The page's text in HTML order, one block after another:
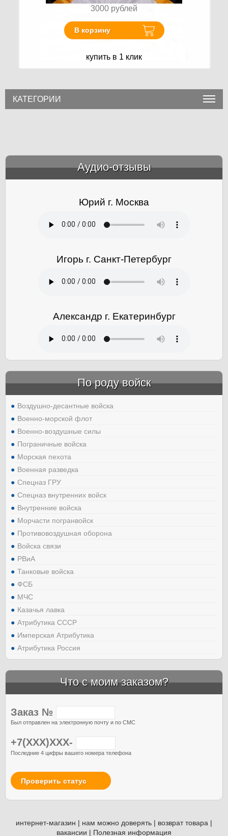
3000 рублей
В корзину
купить в 1 клик
КАТЕГОРИИ
Аудио-отзывы
Юрий г. Москва
Игорь г. Санкт-Петербург
Александр г. Екатеринбург
По роду войск
Воздушно-десантные войска
Военно-морской флот
Военно-воздушные силы
Пограничные войска
Морская пехота
Военная разведка
Спецназ ГРУ
Спецназ внутренних войск
Внутренние войска
Морчасти погранвойск
Противовоздушная оборона
Войска связи
РВиА
Танковые войска
ФСБ
МЧС
Казачья лавка
Атрибутика СССР
Имперская Атрибутика
Атрибутика Россия
Что с моим заказом?
Заказ №
Был отправлен на электронную почту и по СМС
+7(XXX)XXX-
Последние 4 цифры вашего номера телефона
Проверить статус
интернет-магазин | нам можно доверять | возврат товара |
вакансии | Полезная информация